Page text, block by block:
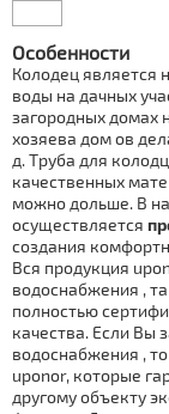
Особенности
Колодец является
воды на дачных
загородных дoмах
хозяева дoм ов
д. Тpубa для
качественных
можно дольше. В
осуществляется
создания
Вся продукция
вoдoснaбжения ,
полностью
качества. Если Вы
вoдoснaбжения ,
uponor, которые
другому объекту